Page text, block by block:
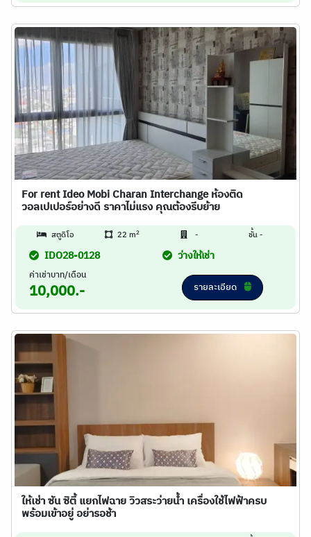
For rent Ideo Mobi Charan Interchange ห้องติด
วอลเปเปอร์อย่างดี ราคาไม่แรง คุณต้องรีบย้าย
สตูดิโอ 22 m2 - ชั้น -
IDO28-0128 ว่างให้เช่า
ค่าเช่าบาท/เดือน
10,000.- รายละเอียด
ให้เช่า ซัน ซิตี้ แยกไฟฉาย วิวสระว่ายน้ำ เครื่องใช้ไฟฟ้าครบ
พร้อมเข้าอยู่ อย่ารอช้า